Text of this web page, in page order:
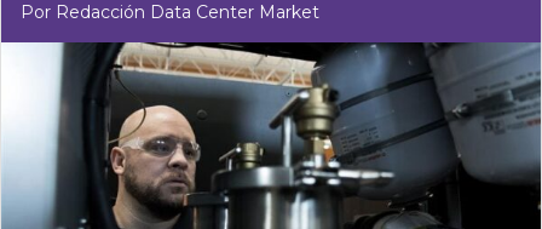
Por Redacción Data Center Market